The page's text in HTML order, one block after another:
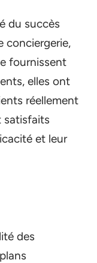
du succès
conciergerie,
fournissent
elles ont
réellement
satisfaits
et leur
des